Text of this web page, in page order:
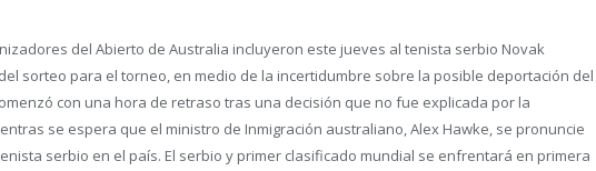
del Abierto de Australia incluyeron este jueves al tenista serbio Novak
sorteo para el torneo, en medio de la incertidumbre sobre la posible deportación del
con una hora de retraso tras una decisión que no fue explicada por la
se espera que el ministro de Inmigración australiano, Alex Hawke, se pronuncie
serbio en el país. El serbio y primer clasificado mundial se enfrentará en primera